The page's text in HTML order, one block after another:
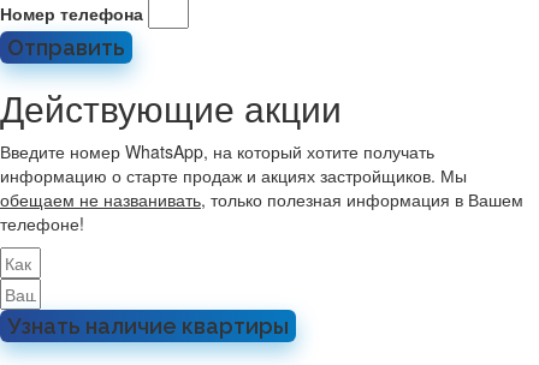
Номер телефона
Отправить
Действующие акции
Введите номер WhatsApp, на который хотите получать
информацию о старте продаж и акциях застройщиков. Мы
обещаем не названивать, только полезная информация в Вашем
телефоне!
Узнать наличие квартиры